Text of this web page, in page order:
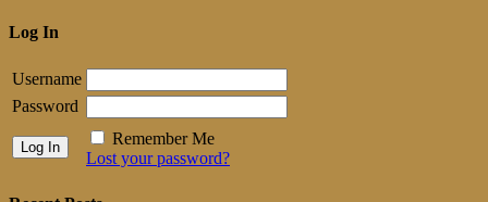
Log In
Username
Password
Remember Me
Lost your password?